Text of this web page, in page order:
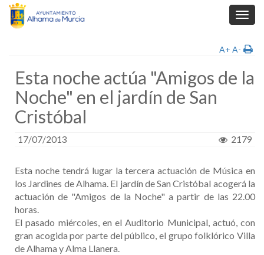
A+ A-
Esta noche actúa "Amigos de la
Noche" en el jardín de San
Cristóbal
17/07/2013 2179
Esta noche tendrá lugar la tercera actuación de Música en
los Jardines de Alhama. El jardín de San Cristóbal acogerá la
actuación de "Amigos de la Noche" a partir de las 22.00
horas.
El pasado miércoles,en el Auditorio Municipal, actuó, con
gran acogida por parte del público, el grupo folklórico Villa
de Alhama y Alma Llanera.